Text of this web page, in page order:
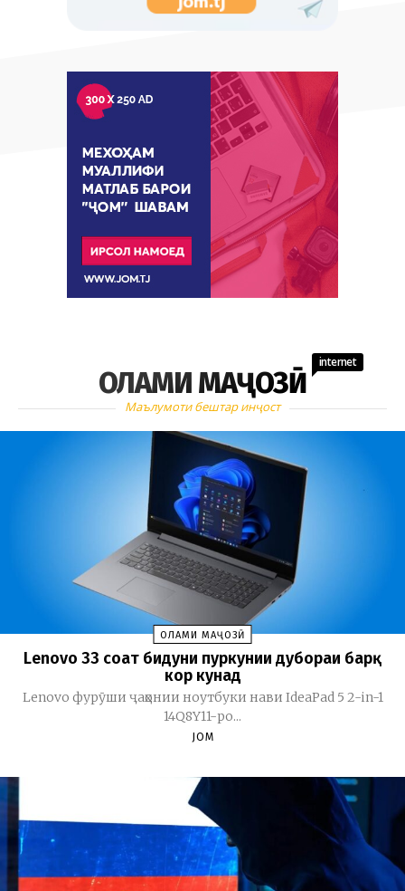
ОЛАМИ МАҶОЗӢ
internet
Маълумоти бештар инҷост
ОЛАМИ МАҶОЗӢ
Lenovo 33 соат бидуни пуркунии дубораи барқ
кор кунад
Lenovo фурӯши ҷаҳонии ноутбуки нави IdeaPad 5 2-in-1
14Q8Y11-ро...
JOM